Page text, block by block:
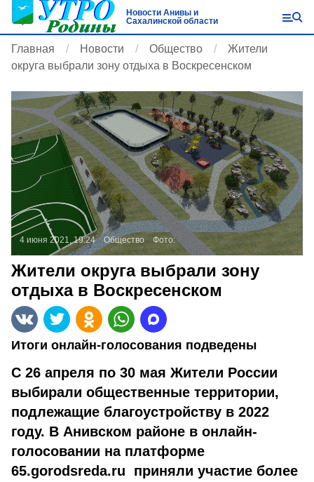
Новости Анивы и
Сахалинской области
Главная Новости Общество
Жители
округа выбрали зону отдыха в Воскресенском
4 июня 2021, 19:24 Общество Фото:
Жители округа выбрали зону
отдыха в Воскресенском
Итоги онлайн-голосования подведены
С 26 апреля по 30 мая Жители России
выбирали общественные территории,
подлежащие благоустройству в 2022
году. В Анивском районе в онлайн-
голосовании на платформе
65.gorodsreda.ru приняли участие более